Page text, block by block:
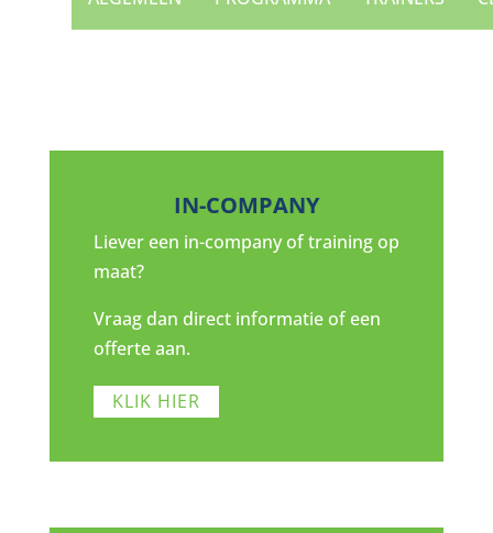
IN-COMPANY
Liever een in-company of training op
maat?
Vraag dan direct informatie of een
offerte aan.
KLIK HIER